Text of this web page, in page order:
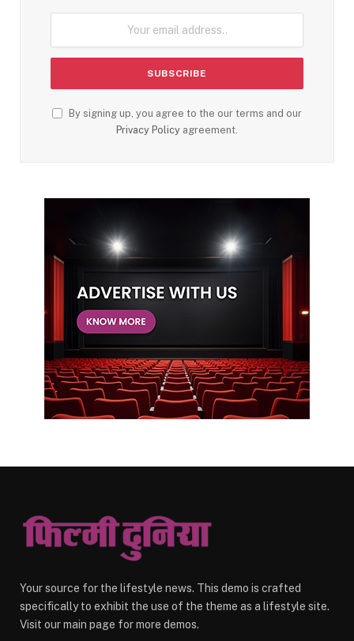
By signing up, you agree to the our terms and our
Privacy Policy agreement.
Your source for the lifestyle news. This demo is crafted
specifically to exhibit the use of the theme as a lifestyle site.
Visit our main page for more demos.